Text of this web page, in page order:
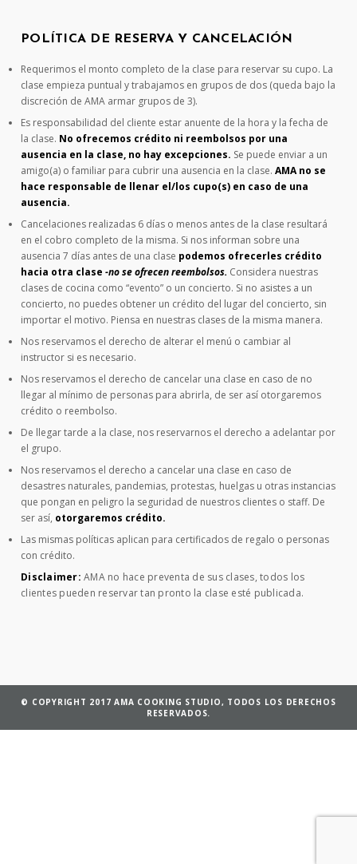
POLÍTICA DE RESERVA Y CANCELACIÓN
Requerimos el monto completo de la clase para reservar su cupo. La
clase empieza puntual y trabajamos en grupos de dos (queda bajo la
discreción de AMA armar grupos de 3).
Es responsabilidad del cliente estar anuente de la hora y la fecha de
la clase. No ofrecemos crédito ni reembolsos por una
ausencia en la clase, no hay excepciones. Se puede enviar a un
amigo(a) o familiar para cubrir una ausencia en la clase.AMA no se
hace responsable de llenar el/los cupo(s) en caso de una
ausencia.
Cancelaciones realizadas 6 días o menos antes de la clase resultará
en el cobro completo de la misma. Si nos informan sobre una
ausencia 7 días antes de una clase podemos ofrecerles crédito
hacia otra clase-no se ofrecen reembolsos. Considera nuestras
clases de cocina como “evento” o un concierto. Si no asistes a un
concierto, no puedes obtener un crédito del lugar del concierto, sin
importar el motivo. Piensa en nuestras clases de la misma manera.
Nos reservamos el derecho de alterar el menú o cambiar al
instructor si es necesario.
Nos reservamos el derecho de cancelar una clase en caso de no
llegar al mínimo de personas para abrirla, de ser así otorgaremos
crédito o reembolso.
De llegar tarde a la clase, nos reservarnos el derecho a adelantar por
el grupo.
Nos reservamos el derecho a cancelar una clase en caso de
desastres naturales, pandemias, protestas, huelgas u otras instancias
que pongan en peligro la seguridad de nuestros clientes o staff. De
ser así, otorgaremos crédito.
Las mismas políticas aplican para certificados de regalo o personas
con crédito.
Disclaimer: AMA no hace preventa de sus clases, todos los
clientes pueden reservar tan pronto la clase esté publicada.
© COPYRIGHT 2017 AMA COOKING STUDIO, TODOS LOS DERECHOS
RESERVADOS.